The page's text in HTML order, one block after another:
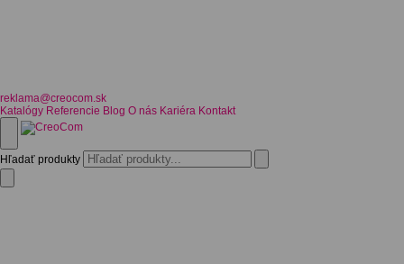
reklama@creocom.sk
Katalógy Referencie Blog O nás Kariéra Kontakt
Hľadať produkty